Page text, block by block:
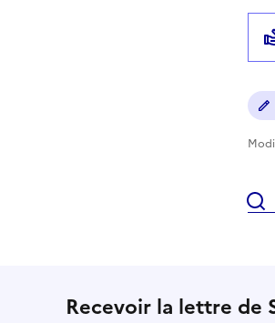
Recevoir la lettre de